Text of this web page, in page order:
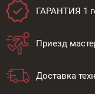
ГАРАНТИЯ 1
Приезд
Доставка